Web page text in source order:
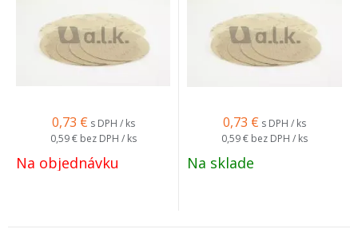
0,73 € s DPH / ks
0,59 € bez DPH / ks
Na objednávku
0,73 € s DPH / ks
0,59 € bez DPH / ks
Na sklade